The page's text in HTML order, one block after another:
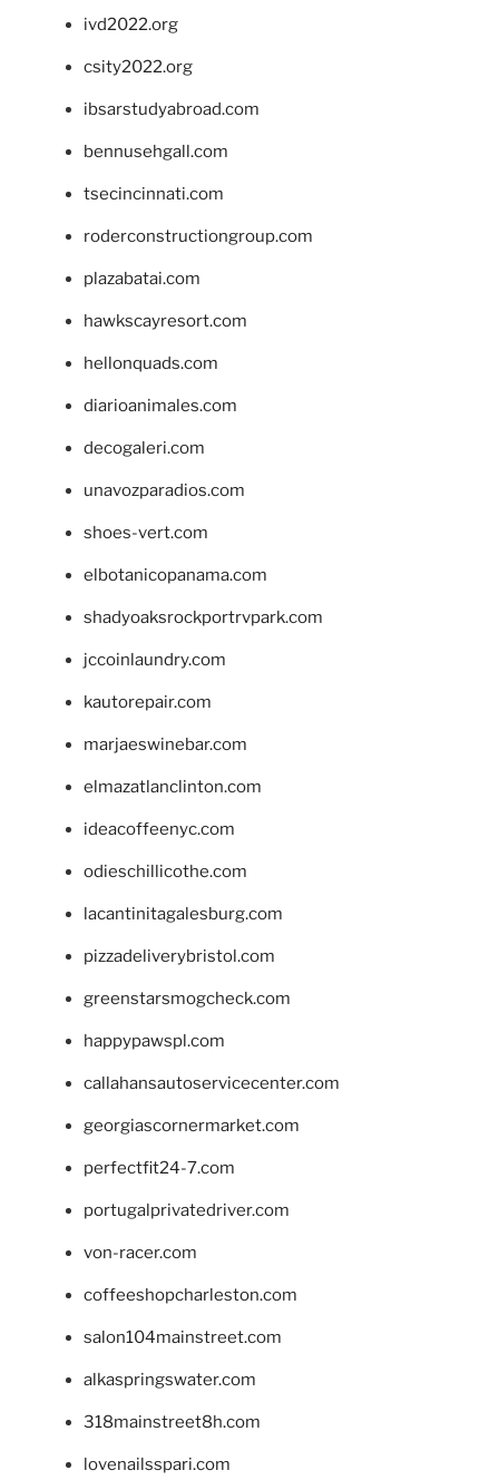
ivd2022.org
csity2022.org
ibsarstudyabroad.com
bennusehgall.com
tsecincinnati.com
roderconstructiongroup.com
plazabatai.com
hawkscayresort.com
hellonquads.com
diarioanimales.com
decogaleri.com
unavozparadios.com
shoes-vert.com
elbotanicopanama.com
shadyoaksrockportrvpark.com
jccoinlaundry.com
kautorepair.com
marjaeswinebar.com
elmazatlanclinton.com
ideacoffeenyc.com
odieschillicothe.com
lacantinitagalesburg.com
pizzadeliverybristol.com
greenstarsmogcheck.com
happypawspl.com
callahansautoservicecenter.com
georgiascornermarket.com
perfectfit24-7.com
portugalprivatedriver.com
von-racer.com
coffeeshopcharleston.com
salon104mainstreet.com
alkaspringswater.com
318mainstreet8h.com
lovenailsspari.com